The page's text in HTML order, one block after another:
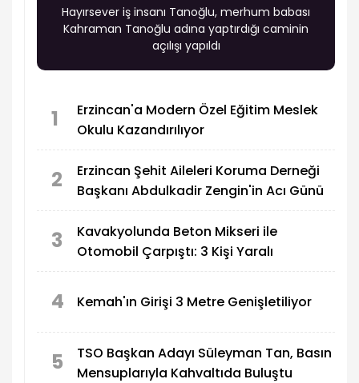
Hayırsever iş insanı Tanoğlu, merhum babası
Kahraman Tanoğlu adına yaptırdığı caminin
açılışı yapıldı
1
Erzincan'a Modern Özel Eğitim Meslek
Okulu Kazandırılıyor
2
Erzincan Şehit Aileleri Koruma Derneği
Başkanı Abdulkadir Zengin'in Acı Günü
3
Kavakyolunda Beton Mikseri ile
Otomobil Çarpıştı: 3 Kişi Yaralı
4 Kemah'ın Girişi 3 Metre Genişletiliyor
5
TSO Başkan Adayı Süleyman Tan, Basın
Mensuplarıyla Kahvaltıda Buluştu